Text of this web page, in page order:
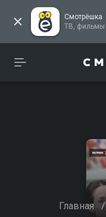
Смотрёшка
Главная /